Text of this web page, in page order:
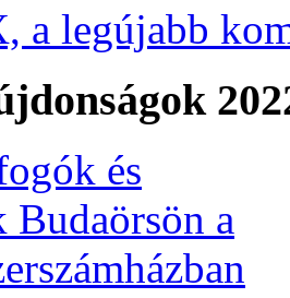
a legújabb